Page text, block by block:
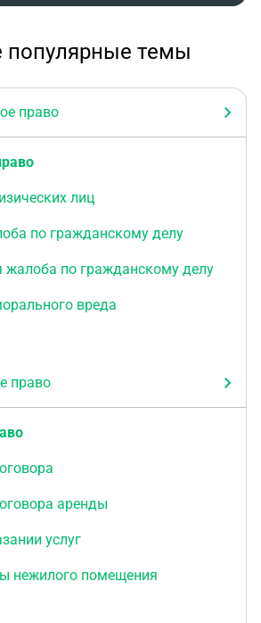
популярные темы
право
лиц
по гражданскому делу
жалоба по гражданскому делу
вреда
право
аренды
услуг
нежилого помещения